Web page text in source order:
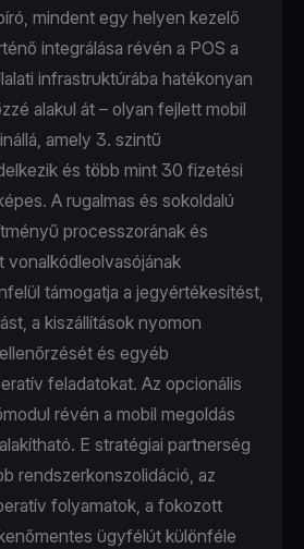
mindent egy helyen kezelő
integrálása révén a POS a
infrastruktúrába hatékonyan
alakul át – olyan fejlett mobil
amely 3. szintű
és több mint 30 fizetési
A rugalmas és sokoldalú
processzorának és
vonalkódleolvasójának
támogatja a jegyértékesítést,
a kiszállítások nyomon
és egyéb
feladatokat. Az opcionális
révén a mobil megoldás
E stratégiai partnerség
rendszerkonszolidáció, az
folyamatok, a fokozott
ügyfélút különféle